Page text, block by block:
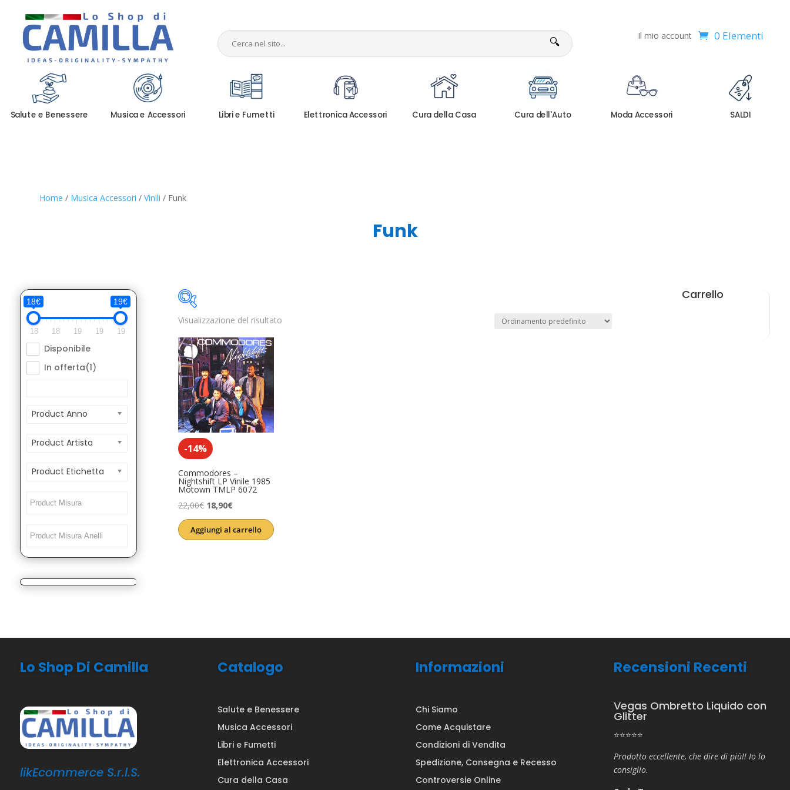
🔍 Il mio account 0 Elementi
Salute e Benessere Musica e Accessori Libri e Fumetti Elettronica Accessori Cura della Casa Cura dell'Auto Moda Accessori SALDI
Home / Musica Accessori /Vinili / Funk
Funk
18€ 19€
18 18 19 19 19
Disponibile
In offerta(1)
Product Anno
Product Artista
Product Etichetta
Product Anno
Visualizzazione del risultato
-14%
Commodores –
Nightshift LP Vinile 1985
Motown TMLP 6072
22,00€ Il
prezzo
originale
18,90€Il
prezzo
attuale
Aggiungi al carrello
Carrello
Lo Shop Di Camilla
likEcommerce S.r.l.S.
Catalogo
Salute e Benessere
Musica Accessori
Libri e Fumetti
Elettronica Accessori
Cura della Casa
Informazioni
Chi Siamo
Come Acquistare
Condizioni di Vendita
Spedizione, Consegna e Recesso
Controversie Online
Recensioni Recenti
Vegas Ombretto Liquido con
Glitter
⭐⭐⭐⭐⭐
Prodotto eccellente, che dire di più!! Io lo
consiglio.